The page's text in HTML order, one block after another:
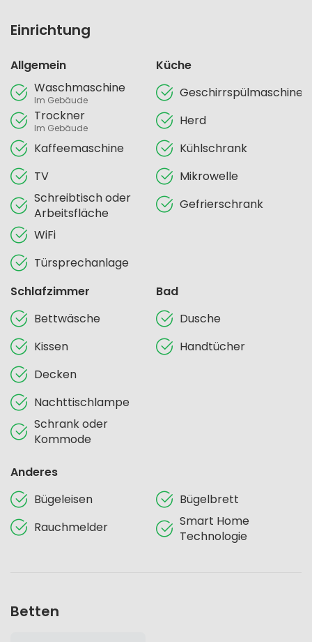
Einrichtung
Allgemein
Waschmaschine
Im Gebäude
Trockner
Im Gebäude
Kaffeemaschine
TV
Schreibtisch oder
Arbeitsfläche
WiFi
Türsprechanlage
Küche
Geschirrspülmaschine
Herd
Kühlschrank
Mikrowelle
Gefrierschrank
Schlafzimmer
Bettwäsche
Kissen
Decken
Nachttischlampe
Schrank oder
Kommode
Bad
Dusche
Handtücher
Anderes
Bügeleisen
Bügelbrett
Rauchmelder
Smart Home
Technologie
Betten